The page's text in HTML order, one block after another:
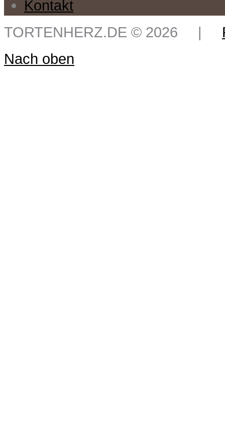
Kontakt
TORTENHERZ.DE © 2026 |
Nach oben